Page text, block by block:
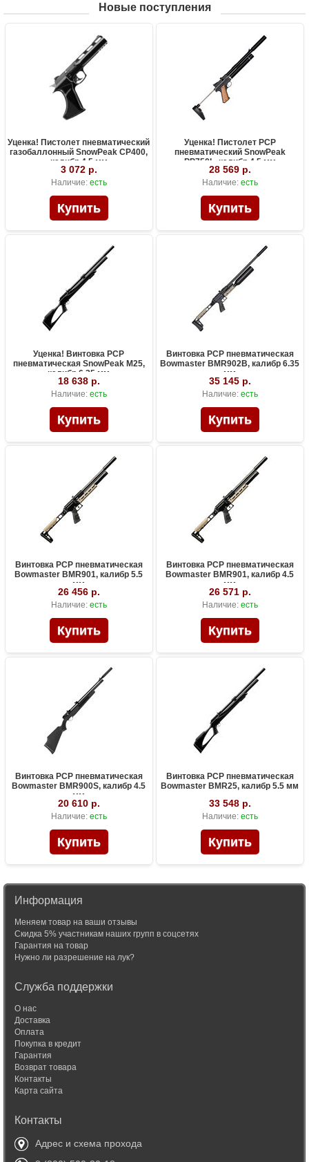
Новые поступления
Уценка! Пистолет пневматический
газобаллонный SnowPeak CP400,
калибр 4.5 мм
3 072 р.
Наличие: есть
Уценка! Пистолет PCP
пневматический SnowPeak
PP750L, калибр 4.5 мм
28 569 р.
Наличие: есть
Уценка! Винтовка PCP
пневматическая SnowPeak M25,
калибр 6.35 мм
18 638 р.
Наличие: есть
Винтовка PCP пневматическая
Bowmaster BMR902B, калибр 6.35
мм
35 145 р.
Наличие: есть
Винтовка PCP пневматическая
Bowmaster BMR901, калибр 5.5
мм
26 456 р.
Наличие: есть
Винтовка PCP пневматическая
Bowmaster BMR901, калибр 4.5
мм
26 571 р.
Наличие: есть
Винтовка PCP пневматическая
Bowmaster BMR900S, калибр 4.5
мм
20 610 р.
Наличие: есть
Винтовка PCP пневматическая
Bowmaster BMR25, калибр 5.5 мм
33 548 р.
Наличие: есть
Информация
Меняем товар на ваши отзывы
Скидка 5% участникам наших групп в соцсетях
Гарантия на товар
Нужно ли разрешение на лук?
Служба поддержки
О нас
Доставка
Оплата
Покупка в кредит
Гарантия
Возврат товара
Контакты
Карта сайта
Контакты
Адрес и схема прохода